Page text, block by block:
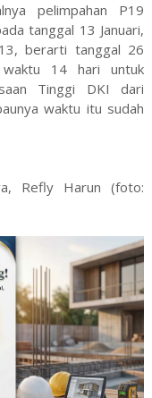
pelimpahan P19
tanggal 13 Januari,
berarti tanggal 26
waktu 14 hari untuk
Tinggi DKI dari
waktu itu sudah
Refly Harun (foto: